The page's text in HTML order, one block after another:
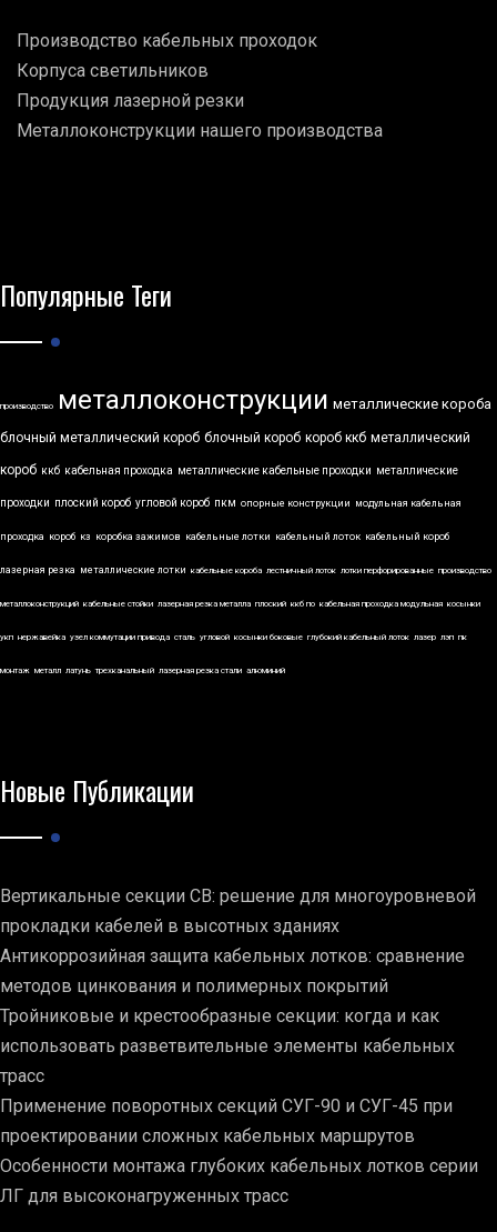
Производство кабельных проходок
Корпуса светильников
Продукция лазерной резки
Металлоконструкции нашего производства
Популярные Теги
производство металлоконструкции металлические короба
блочный металлический короб блочный короб короб ккб металлический
короб ккб кабельная проходка металлические кабельные проходки металлические
проходки плоский короб угловой короб пкм опорные конструкции модульная кабельная
проходка короб кз коробка зажимов кабельные лотки кабельный лоток кабельный короб
лазерная резка металлические лотки кабельные короба лестничный лоток лотки перфорированные производство
металлоконструкций кабельные стойки лазерная резка металла плоский ккб по кабельная проходка модульная косынки
укп нержавейка узел коммутации привода сталь угловой косынки боковые глубокий кабельный лоток лазер лэп пк
монтаж металл латунь трехканальный лазерная резка стали алюминий
Новые Публикации
Вертикальные секции СВ: решение для многоуровневой
прокладки кабелей в высотных зданиях
Антикоррозийная защита кабельных лотков: сравнение
методов цинкования и полимерных покрытий
Тройниковые и крестообразные секции: когда и как
использовать разветвительные элементы кабельных
трасс
Применение поворотных секций СУГ-90 и СУГ-45 при
проектировании сложных кабельных маршрутов
Особенности монтажа глубоких кабельных лотков серии
ЛГ для высоконагруженных трасс